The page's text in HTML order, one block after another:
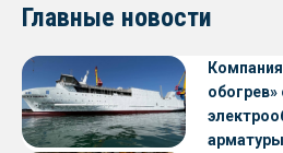
Главные новости
обогрев»